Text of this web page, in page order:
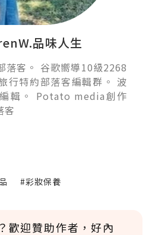
品味人生
落客。 谷歌嚮導10級2268
行特約部落客編輯群。 波
輯。 Potato media創作
客
#彩妝保養
歡迎贊助作者，好內